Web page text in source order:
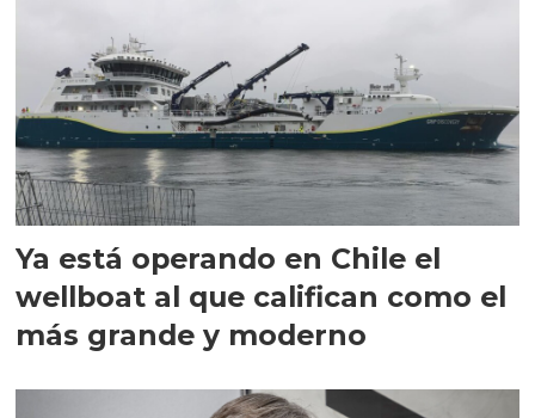
Ya está operando en Chile el
wellboat al que califican como el
más grande y moderno